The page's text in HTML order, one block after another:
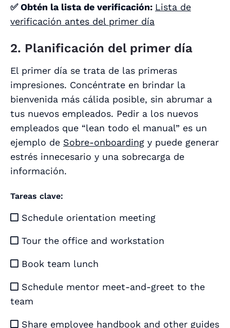
✅ Obtén la lista de verificación: Lista de
verificación antes del primer día
2. Planificación del primer día
El primer día se trata de las primeras
impresiones. Concéntrate en brindar la
bienvenida más cálida posible, sin abrumar a
tus nuevos empleados. Pedir a los nuevos
empleados que “lean todo el manual” es un
ejemplo de Sobre-onboarding y puede generar
estrés innecesario y una sobrecarga de
información.
Tareas clave:
 Schedule orientation meeting
 Tour the office and workstation
 Book team lunch
 Schedule mentor meet-and-greet to the
team
 Share employee handbook and other guides